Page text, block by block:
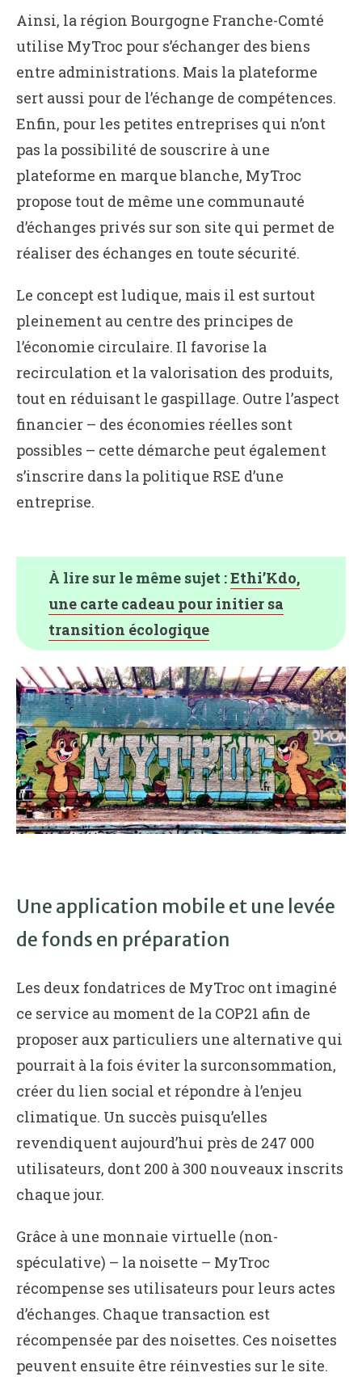
Ainsi, la région Bourgogne Franche-Comté
utilise MyTroc pour s’échanger des biens
entre administrations. Mais la plateforme
sert aussi pour de l’échange de compétences.
Enfin, pour les petites entreprises qui n’ont
pas la possibilité de souscrire à une
plateforme en marque blanche, MyTroc
propose tout de même une communauté
d’échanges privés sur son site qui permet de
réaliser des échanges en toute sécurité.
Le concept est ludique, mais il est surtout
pleinement au centre des principes de
l’économie circulaire. Il favorise la
recirculation et la valorisation des produits,
tout en réduisant le gaspillage. Outre l’aspect
financier – des économies réelles sont
possibles – cette démarche peut également
s’inscrire dans la politique RSE d’une
entreprise.
À lire sur le même sujet :Ethi’Kdo,
une carte cadeau pour initier sa
transition écologique
Une application mobile et une levée
de fonds en préparation
Les deux fondatrices de MyTroc ont imaginé
ce service au moment de la COP21 afin de
proposer aux particuliers une alternative qui
pourrait à la fois éviter la surconsommation,
créer du lien social et répondre à l’enjeu
climatique. Un succès puisqu’elles
revendiquent aujourd’hui près de 247 000
utilisateurs, dont 200 à 300 nouveaux inscrits
chaque jour.
Grâce à une monnaie virtuelle (non-
spéculative) – la noisette – MyTroc
récompense ses utilisateurs pour leurs actes
d’échanges. Chaque transaction est
récompensée par des noisettes. Ces noisettes
peuvent ensuite être réinvesties sur le site.